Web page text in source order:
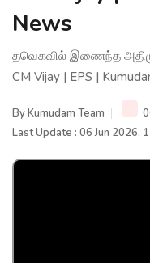
News
தவெகவில் இணைந்த
CM Vijay | EPS |
ByKumudam Team
Last Update : 06 Jun 2026,